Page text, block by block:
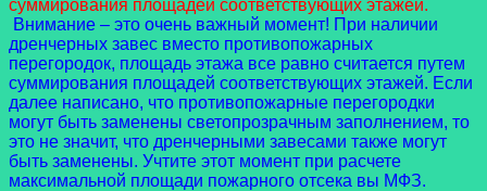
суммирования площадей соответствующих этажей.
Внимание – это очень важный момент! При наличии
дренчерных завес вместо противопожарных
перегородок, площадь этажа все равно считается путем
суммирования площадей соответствующих этажей. Если
далее написано, что противопожарные перегородки
могут быть заменены светопрозрачным заполнением, то
это не значит, что дренчерными завесами также могут
быть заменены. Учтите этот момент при расчете
максимальной площади пожарного отсека вы МФЗ.